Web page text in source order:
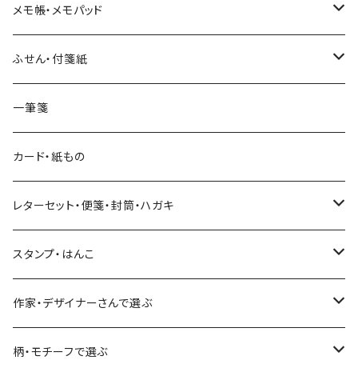
和紙
透明クリア
Hutte paper works （プロペラスタジオ）
ネクタイ
透明クリアテープ
柄・モチーフで選ぶ（マステ）
いちご・ストロベリー
フルーツ・野菜
マインドウェイブ
水縞
大枝活版室
星燈社
フレークシール
パピアプラッツ（作家もの）
ヨハク
ステッカーシール
マインドウェイブ
田村美紀
立体シール
メモ帳・メモパッド
ヨハク
HUTTE PAPER WORKS
表現社（作家もの）
星燈社
古川紙工
大枝活版室
ふせん・付箋紙
ヨハク
HUTTE PAPER WORKS
古川紙工
表現社（作家もの）
ロール付箋
一筆箋
カード・紙もの
レターセット・便箋・封筒・ハガキ
古川紙工
表現社（作家もの）
スタンプ・はんこ
Hutte paper works
ヨハク
作家・デザイナーさんで選ぶ
ネクタイ
柄・モチーフで選ぶ